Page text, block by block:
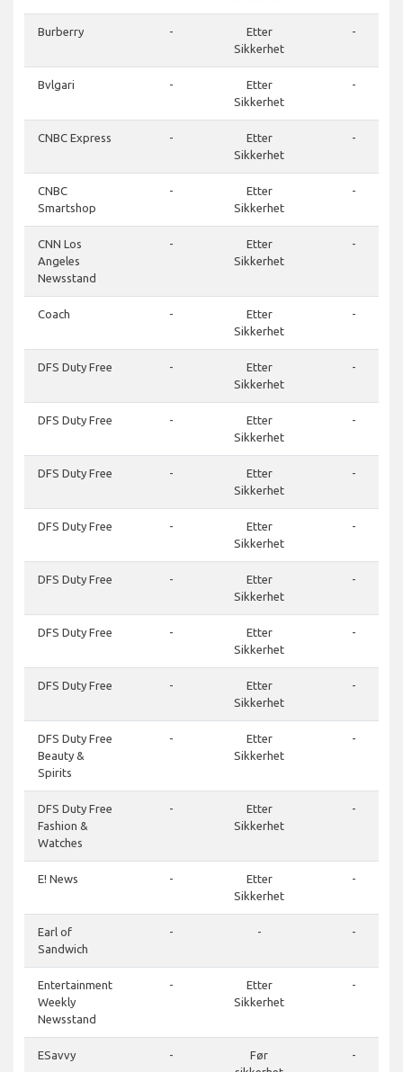
Burberry -
Etter
Sikkerhet
-
Bvlgari -
Etter
Sikkerhet
-
CNBC Express -
Etter
Sikkerhet
-
CNBC
Smartshop
-
Etter
Sikkerhet
-
CNN Los
Angeles
Newsstand
-
Etter
Sikkerhet
-
Coach -
Etter
Sikkerhet
-
DFS Duty Free -
Etter
Sikkerhet
-
DFS Duty Free -
Etter
Sikkerhet
-
DFS Duty Free -
Etter
Sikkerhet
-
DFS Duty Free -
Etter
Sikkerhet
-
DFS Duty Free -
Etter
Sikkerhet
-
DFS Duty Free -
Etter
Sikkerhet
-
DFS Duty Free -
Etter
Sikkerhet
-
DFS Duty Free
Beauty &
Spirits
-
Etter
Sikkerhet
-
DFS Duty Free
Fashion &
Watches
-
Etter
Sikkerhet
-
E! News -
Etter
Sikkerhet
-
Earl of
Sandwich
- - -
Entertainment
Weekly
Newsstand
-
Etter
Sikkerhet
-
ESavvy -
Før
-